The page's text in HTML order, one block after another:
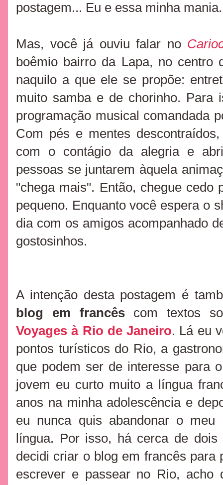
postagem... Eu e essa minha
Mas, você já ouviu falar no
boêmio bairro da Lapa, no centro
naquilo a que ele se propõe:
muito samba e de chorinho. Para
programação musical comandada
Com pés e mentes
com o contágio da alegria e
pessoas se juntarem àquela
"chega mais". Então, chegue cedo
pequeno. Enquanto você espera o
dia com os amigos acompanhado
gostosinhos.
A intenção desta postagem é
blog em francêscom textos
Voyages à Rio de Janeiro. Lá eu
pontos turísticos do Rio, a
que podem ser de interesse para
jovem eu curto muito a língua
anos na minha adolescência e
eu nunca quis abandonar o
língua. Por isso, há cerca de
decidi criar o blog em francês para
escrever e passear no Rio,